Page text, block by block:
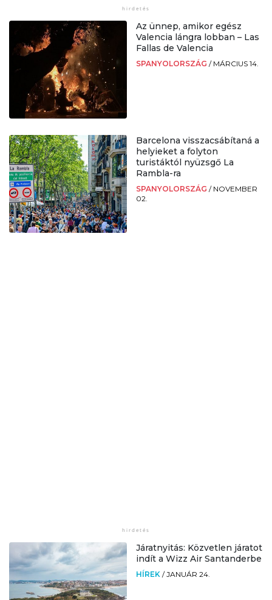
Az ünnep, amikor egész
Valencia lángra lobban – Las
Fallas de Valencia
SPANYOLORSZÁG / MÁRCIUS 14.
Barcelona visszacsábítaná a
helyieket a folyton
turistáktól nyüzsgő La
Rambla-ra
SPANYOLORSZÁG / NOVEMBER
02.
Járatnyitás: Közvetlen járatot
indít a Wizz Air Santanderbe
HÍREK /JANUÁR 24.